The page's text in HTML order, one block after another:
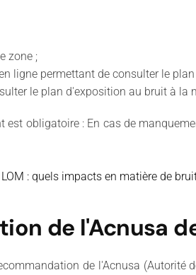
zone ;
ligne permettant de consulter le
le plan d'exposition au bruit à la
est obligatoire : En cas de
: quels impacts en matière de
de l'Acnusa
de l'Acnusa